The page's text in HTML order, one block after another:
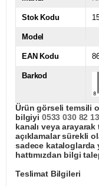
Stok Kodu
Model
EAN Kodu
Barkod
Ürün görseli temsili
bilgiyi 0533 030 82 13
kanalı veya
açıklamalar sürekli
sadece kataloglarda
hattımızdan bilgi
Teslimat Bilgileri